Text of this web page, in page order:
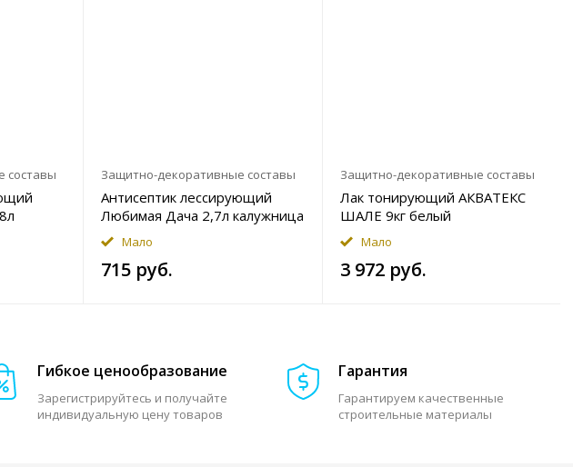
составы Защитно-декоративные составы
Антисептик лессирующий
Любимая Дача 2,7л калужница
Уценка
Мало
715 руб.
Защитно-декоративные составы
Лак тонирующий АКВАТЕКС
ШАЛЕ 9кг белый
Мало
3 972 руб.
Гибкое ценообразование
Зарегистрируйтесь и получайте
индивидуальную цену товаров
Гарантия
Гарантируем качественные
строительные материалы